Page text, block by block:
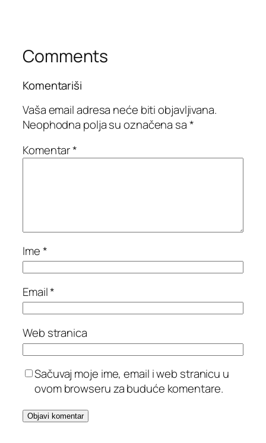
Comments
Komentariši
Vaša email adresa neće biti objavljivana.
Neophodna polja su označena sa*
Komentar*
Ime*
Email*
Web stranica
Sačuvaj moje ime, email i web stranicu u
ovom browseru za buduće komentare.